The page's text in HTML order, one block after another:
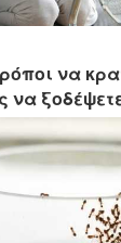
να
να